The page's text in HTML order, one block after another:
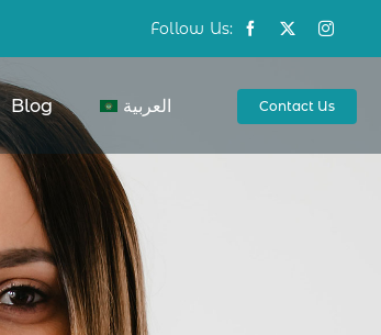
Follow Us:
Blog العربية Contact Us